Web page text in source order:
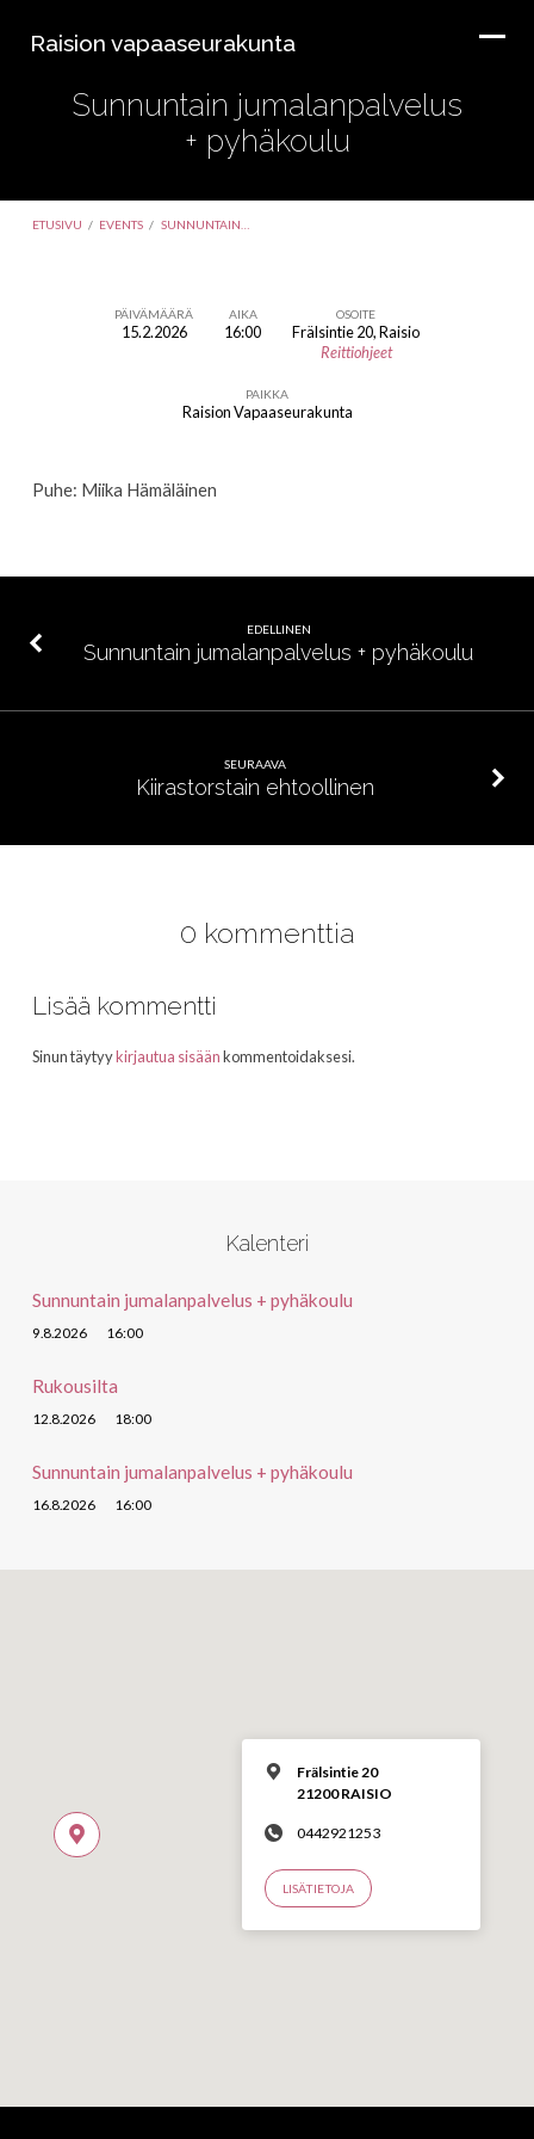
Raision vapaaseurakunta
Sunnuntain jumalanpalvelus
+ pyhäkoulu
ETUSIVU / EVENTS / SUNNUNTAIN…
PÄIVÄMÄÄRÄ
15.2.2026
AIKA
16:00
OSOITE
Frälsintie 20, Raisio
Reittiohjeet
PAIKKA
Raision Vapaaseurakunta
Puhe: Miika Hämäläinen
EDELLINEN
Sunnuntain jumalanpalvelus + pyhäkoulu
SEURAAVA
Kiirastorstain ehtoollinen
0 kommenttia
Lisää kommentti
Sinun täytyykirjautua sisäänkommentoidaksesi.
Kalenteri
Sunnuntain jumalanpalvelus + pyhäkoulu
9.8.2026 16:00
Rukousilta
12.8.2026 18:00
Sunnuntain jumalanpalvelus + pyhäkoulu
16.8.2026 16:00
Frälsintie 20
21200 RAISIO
0442921253
LISÄTIETOJA